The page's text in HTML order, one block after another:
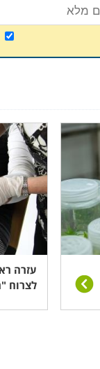
שבקצה אחד שלה
רפואיים כמו
של השלד
אשר מתבצע
הגוף, ובכך
מפרקים
ופרקים
ועושה
רק להקל עליו את
עזרה
לצרוח